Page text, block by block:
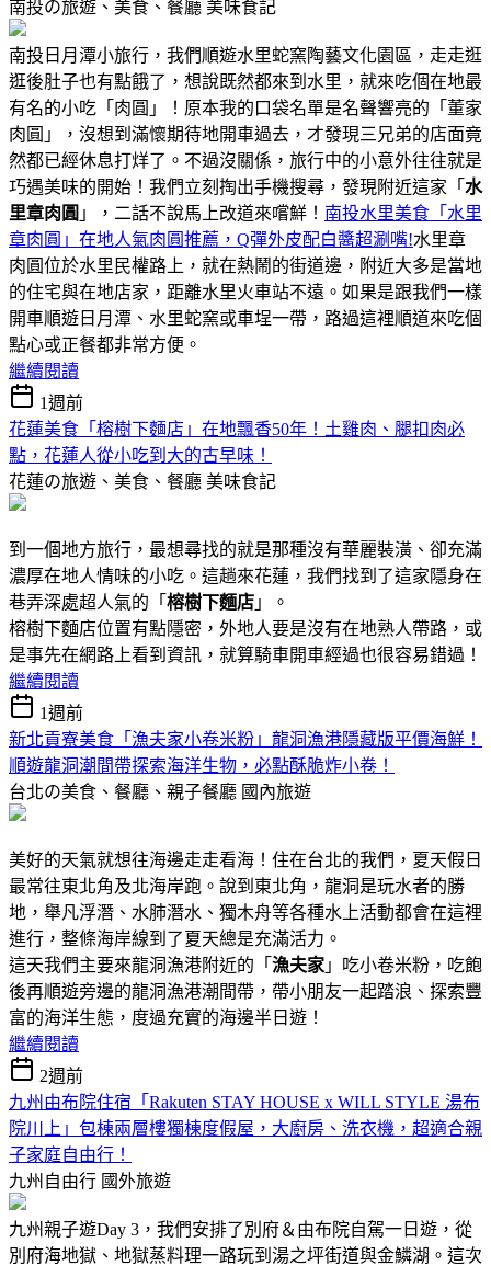
南投の旅遊、美食、餐廳 美味食記
南投日月潭小旅行，我們順遊水里蛇窯陶藝文化園區，走走逛
逛後肚子也有點餓了，想說既然都來到水里，就來吃個在地最
有名的小吃「肉圓」！原本我的口袋名單是名聲響亮的「董家
肉圓」，沒想到滿懷期待地開車過去，才發現三兄弟的店面竟
然都已經休息打烊了。不過沒關係，旅行中的小意外往往就是
巧遇美味的開始！我們立刻掏出手機搜尋，發現附近這家「 水
里章肉圓 」，二話不說馬上改道來嚐鮮！ 南投水里美食「水里
章肉圓」在地人氣肉圓推薦，Q彈外皮配白醬超涮嘴!水里章
肉圓位於水里民權路上，就在熱鬧的街道邊，附近大多是當地
的住宅與在地店家，距離水里火車站不遠。如果是跟我們一樣
開車順遊日月潭、水里蛇窯或車埕一帶，路過這裡順道來吃個
點心或正餐都非常方便。
繼續閱讀
1週前
花蓮美食「榕樹下麵店」在地飄香50年！土雞肉、腿扣肉必
點，花蓮人從小吃到大的古早味！
花蓮の旅遊、美食、餐廳 美味食記
到一個地方旅行，最想尋找的就是那種沒有華麗裝潢、卻充滿
濃厚在地人情味的小吃。這趟來花蓮，我們找到了這家隱身在
巷弄深處超人氣的「 榕樹下麵店 」。
榕樹下麵店位置有點隱密，外地人要是沒有在地熟人帶路，或
是事先在網路上看到資訊，就算騎車開車經過也很容易錯過！
繼續閱讀
1週前
新北貢寮美食「漁夫家小卷米粉」龍洞漁港隱藏版平價海鮮！
順遊龍洞潮間帶探索海洋生物，必點酥脆炸小卷！
台北の美食、餐廳、親子餐廳 國內旅遊
美好的天氣就想往海邊走走看海！住在台北的我們，夏天假日
最常往東北角及北海岸跑。說到東北角，龍洞是玩水者的勝
地，舉凡浮潛、水肺潛水、獨木舟等各種水上活動都會在這裡
進行，整條海岸線到了夏天總是充滿活力。
這天我們主要來龍洞漁港附近的「 漁夫家 」吃小卷米粉，吃飽
後再順遊旁邊的龍洞漁港潮間帶，帶小朋友一起踏浪、探索豐
富的海洋生態，度過充實的海邊半日遊！
繼續閱讀
2週前
九州由布院住宿「Rakuten STAY HOUSE x WILL STYLE 湯布
院川上」包棟兩層樓獨棟度假屋，大廚房、洗衣機，超適合親
子家庭自由行！
九州自由行 國外旅遊
九州親子遊Day 3，我們安排了別府＆由布院自駕一日遊，從
別府海地獄、地獄蒸料理一路玩到湯之坪街道與金鱗湖。這次